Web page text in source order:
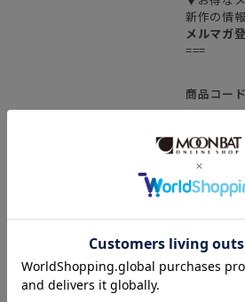
新作の情
メルマガ
===
商品コー
(お問い合
素材 : 本
分
原産国 :
関連キー